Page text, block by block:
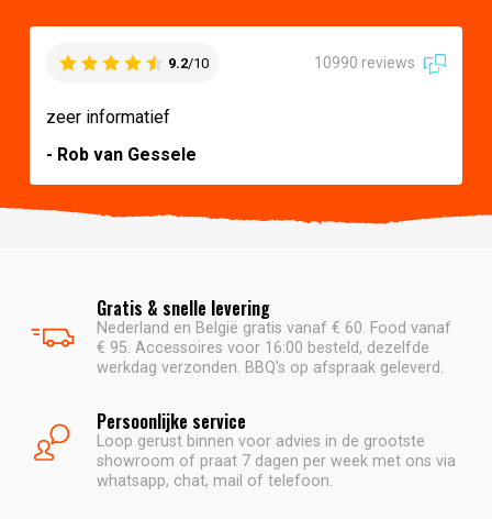
9.2/10 10990 reviews
zeer informatief
- Rob van Gessele
Gratis & snelle levering
Nederland en België gratis vanaf € 60. Food vanaf
€ 95. Accessoires voor 16:00 besteld, dezelfde
werkdag verzonden. BBQ's op afspraak geleverd.
Persoonlijke service
Loop gerust binnen voor advies in de grootste
showroom of praat 7 dagen per week met ons via
whatsapp, chat, mail of telefoon.